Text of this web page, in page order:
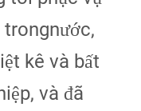
kê và bất
và đã